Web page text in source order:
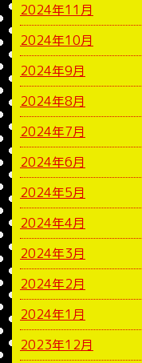
2024年11月
2024年10月
2024年9月
2024年8月
2024年7月
2024年6月
2024年5月
2024年4月
2024年3月
2024年2月
2024年1月
2023年12月